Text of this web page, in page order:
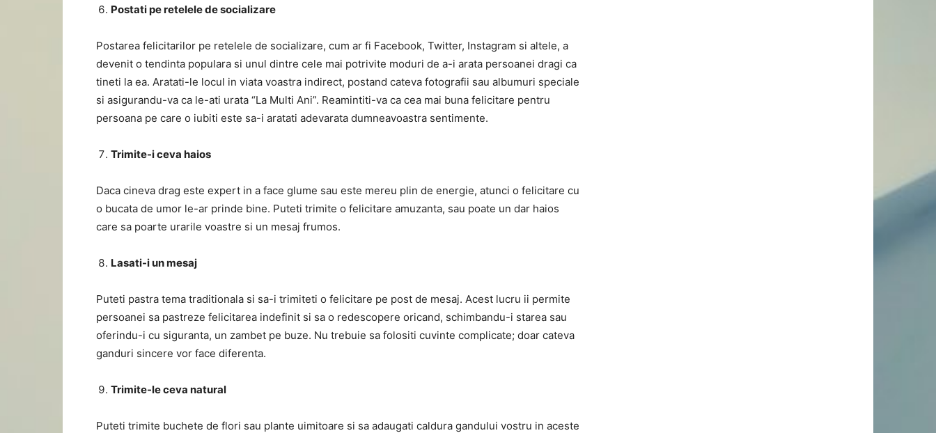
Postati pe retelele de socializare
Postarea felicitarilor pe retelele de socializare, cum ar fi Facebook, Twitter, Instagram si altele, a
devenit o tendinta populara si unul dintre cele mai potrivite moduri de a-i arata persoanei dragi ca
tineti la ea. Aratati-le locul in viata voastra indirect, postand cateva fotografii sau albumuri speciale
si asigurandu-va ca le-ati urata “La Multi Ani”. Reamintiti-va ca cea mai buna felicitare pentru
persoana pe care o iubiti este sa-i aratati adevarata dumneavoastra sentimente.
Trimite-i ceva haios
Daca cineva drag este expert in a face glume sau este mereu plin de energie, atunci o felicitare cu
o bucata de umor le-ar prinde bine. Puteti trimite o felicitare amuzanta, sau poate un dar haios
care sa poarte urarile voastre si un mesaj frumos.
Lasati-i un mesaj
Puteti pastra tema traditionala si sa-i trimiteti o felicitare pe post de mesaj. Acest lucru ii permite
persoanei sa pastreze felicitarea indefinit si sa o redescopere oricand, schimbandu-i starea sau
oferindu-i cu siguranta, un zambet pe buze. Nu trebuie sa folositi cuvinte complicate; doar cateva
ganduri sincere vor face diferenta.
Trimite-le ceva natural
Puteti trimite buchete de flori sau plante uimitoare si sa adaugati caldura gandului vostru in aceste